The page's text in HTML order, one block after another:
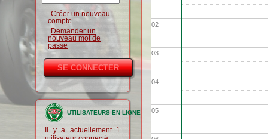
Créer un nouveau
compte
Demander un
nouveau mot de
passe
UTILISATEURS EN LIGNE
Il y a actuellement 1
02
03
04
05